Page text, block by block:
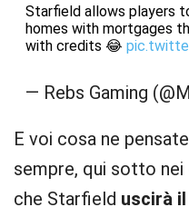
Starfield allows players
homes with mortgages
with credits 😂
— Rebs Gaming
E voi cosa ne
sempre, qui sotto
che Starfield uscirà